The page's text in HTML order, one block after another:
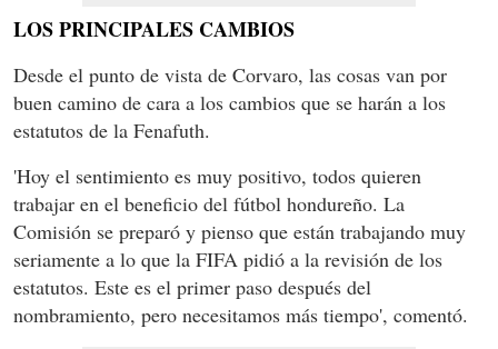
LOS PRINCIPALES CAMBIOS
Desde el punto de vista de Corvaro, las cosas van por
buen camino de cara a los cambios que se harán a los
estatutos de la Fenafuth.
'Hoy el sentimiento es muy positivo, todos quieren
trabajar en el beneficio del fútbol hondureño. La
Comisión se preparó y pienso que están trabajando muy
seriamente a lo que la FIFA pidió a la revisión de los
estatutos. Este es el primer paso después del
nombramiento, pero necesitamos más tiempo', comentó.